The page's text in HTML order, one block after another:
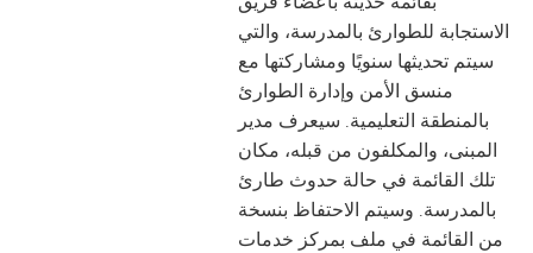
الاستجابة للطوارئ بالمدرسة، والتي
سيتم تحديثها سنويًا ومشاركتها مع
منسق الأمن وإدارة الطوارئ
بالمنطقة التعليمية. سيعرف مدير
المبنى، والمكلفون من قبله، مكان
تلك القائمة في حالة حدوث طارئ
بالمدرسة. وسيتم الاحتفاظ بنسخة
من القائمة في ملف بمركز خدمات